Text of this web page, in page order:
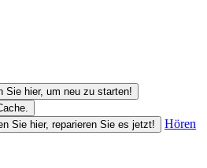
Sie hier, um neu zu starten!
Sie hier, reparieren Sie es jetzt!
Hören